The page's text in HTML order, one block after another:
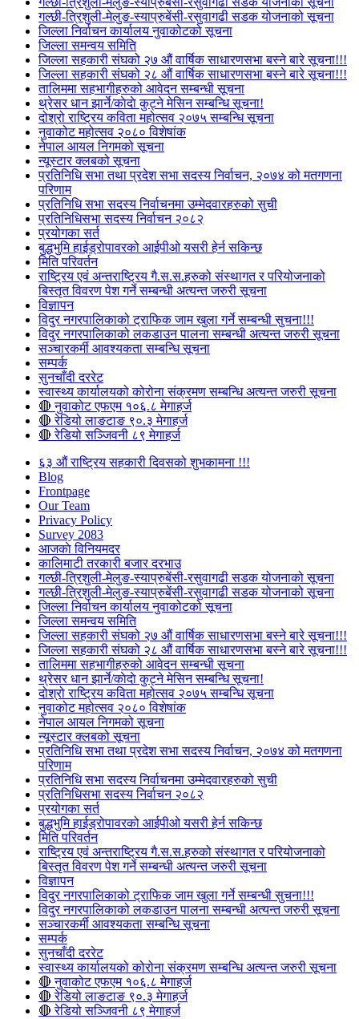
गल्छी-त्रिशुली-मेलुङ-स्याप्रुबेंसी-रसुवागढी सडक योजनाको सूचना
जिल्ला निर्वाचन कार्यालय नुवाकोटको सूचना
जिल्ला समन्वय समिति
जिल्ला सहकारी संघको २७ औं वार्षिक साधारणसभा बस्ने बारे सूचना!!!
जिल्ला सहकारी संघको २८ औं वार्षिक साधारणसभा बस्ने बारे सूचना!!!
तालिममा सहभागीहरुको आवेदन सम्बन्धी सूचना
थ्रेसर धान झार्ने/काेदाे कुट्ने मेसिन सम्बन्धि सूचना!
दोश्रो राष्ट्रिय कविता महोत्सव २०७५ सम्बन्धि सूचना
नुवाकोट महोत्सव २०८० विशेषांक
नेपाल आयल निगमको सूचना
न्यूस्टार क्लबको सूचना
प्रतिनिधि सभा तथा प्रदेश सभा सदस्य निर्वाचन, २०७४ को मतगणना
परिणाम
प्रतिनिधि सभा सदस्य निर्वाचनमा उम्मेदवारहरुको सुची
प्रतिनिधिसभा सदस्य निर्वाचन २०८२
प्रयोगका सर्त
बुद्धभुमि हाईड्रोपावरको आईपीओ यसरी हेर्न सकिन्छ
मिति परिवर्तन
राष्ट्रिय एवं अन्तराष्ट्रिय गै.स.स.हरुको संस्थागत र परियोजनाको
बिस्तृत विवरण पेश गर्ने सम्बन्धी अत्यन्त जरुरी सूचना
विज्ञापन
विदुर नगरपालिकाको ट्राफिक जाम खुला गर्ने सम्बन्धी सुचना!!!
विदुर नगरपालिकाको लकडाउन पालना सम्बन्धी अत्यन्त जरुरी सूचना
सञ्चारकर्मी आवश्यकता सम्बन्धि सूचना
सम्पर्क
सुनचाँदी दररेट
स्वास्थ्य कार्यालयको कोरोना संक्रमण सम्बन्धि अत्यन्त जरुरी सूचना
🔴 नुवाकोट एफएम १०६.८ मेगाहर्ज
🔴 रेडियो लाङटाङ ९०.३ मेगाहर्ज
🔴 रेडियो सञ्जिवनी ८९ मेगाहर्ज
६३ औं राष्ट्रिय सहकारी दिवसको शुभकामना !!!
Blog
Frontpage
Our Team
Privacy Policy
Survey 2083
आजकाे विनियमदर
कालिमाटी तरकारी बजार दरभाउ
गल्छी-त्रिशुली-मेलुङ-स्याप्रुबेंसी-रसुवागढी सडक योजनाको सूचना
गल्छी-त्रिशुली-मेलुङ-स्याप्रुबेंसी-रसुवागढी सडक योजनाको सूचना
जिल्ला निर्वाचन कार्यालय नुवाकोटको सूचना
जिल्ला समन्वय समिति
जिल्ला सहकारी संघको २७ औं वार्षिक साधारणसभा बस्ने बारे सूचना!!!
जिल्ला सहकारी संघको २८ औं वार्षिक साधारणसभा बस्ने बारे सूचना!!!
तालिममा सहभागीहरुको आवेदन सम्बन्धी सूचना
थ्रेसर धान झार्ने/काेदाे कुट्ने मेसिन सम्बन्धि सूचना!
दोश्रो राष्ट्रिय कविता महोत्सव २०७५ सम्बन्धि सूचना
नुवाकोट महोत्सव २०८० विशेषांक
नेपाल आयल निगमको सूचना
न्यूस्टार क्लबको सूचना
प्रतिनिधि सभा तथा प्रदेश सभा सदस्य निर्वाचन, २०७४ को मतगणना
परिणाम
प्रतिनिधि सभा सदस्य निर्वाचनमा उम्मेदवारहरुको सुची
प्रतिनिधिसभा सदस्य निर्वाचन २०८२
प्रयोगका सर्त
बुद्धभुमि हाईड्रोपावरको आईपीओ यसरी हेर्न सकिन्छ
मिति परिवर्तन
राष्ट्रिय एवं अन्तराष्ट्रिय गै.स.स.हरुको संस्थागत र परियोजनाको
बिस्तृत विवरण पेश गर्ने सम्बन्धी अत्यन्त जरुरी सूचना
विज्ञापन
विदुर नगरपालिकाको ट्राफिक जाम खुला गर्ने सम्बन्धी सुचना!!!
विदुर नगरपालिकाको लकडाउन पालना सम्बन्धी अत्यन्त जरुरी सूचना
सञ्चारकर्मी आवश्यकता सम्बन्धि सूचना
सम्पर्क
सुनचाँदी दररेट
स्वास्थ्य कार्यालयको कोरोना संक्रमण सम्बन्धि अत्यन्त जरुरी सूचना
🔴 नुवाकोट एफएम १०६.८ मेगाहर्ज
🔴 रेडियो लाङटाङ ९०.३ मेगाहर्ज
🔴 रेडियो सञ्जिवनी ८९ मेगाहर्ज